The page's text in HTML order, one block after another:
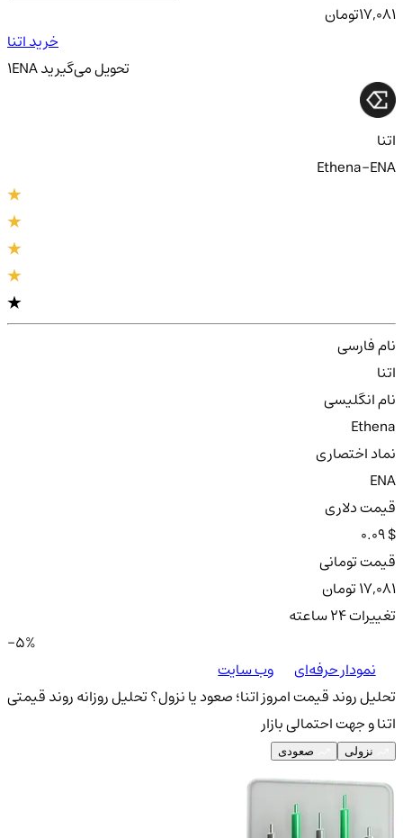
17,081تومان
خرید اتنا
1ENA تحویلمی‌گیرید
اتنا
Ethena-ENA
نام فارسی
اتنا
نام انگلیسی
Ethena
نماد اختصاری
ENA
قیمت دلاری
0.09 $
قیمت تومانی
17,081 تومان
تغییرات ۲۴ ساعته
-5%
نمودار حرفه‌ای
وب سایت
تحلیل روند قیمت امروز اتنا؛ صعود یا نزول؟تحلیل روزانه روند قیمتی
اتنا و جهت احتمالی بازار
نزولی صعودی